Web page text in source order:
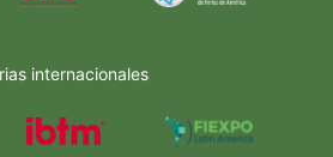
internacionales